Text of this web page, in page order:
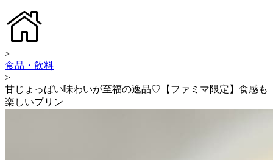
>
食品・飲料
>
甘じょっぱい味わいが至福の逸品♡【ファミマ限定】食感も
楽しいプリン